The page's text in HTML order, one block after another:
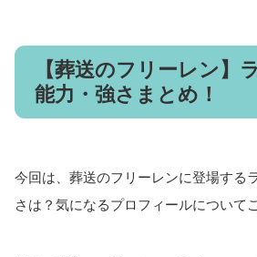
【葬送のフリーレン】
能力・強さまとめ！
今回は、葬送のフリーレンに登場する
さは？気になるプロフィールについて